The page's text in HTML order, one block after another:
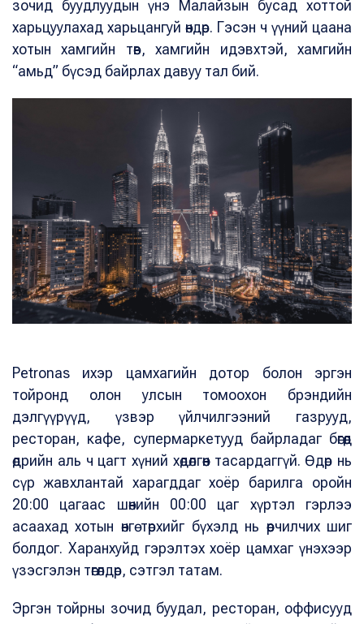
зочид буудлуудын үнэ Малайзын бусад хоттой
харьцуулахад харьцангуй өндөр. Гэсэн ч үүний цаана
хотын хамгийн төв, хамгийн идэвхтэй, хамгийн
“амьд” бүсэд байрлах давуу тал бий.
Petronas ихэр цамхагийн дотор болон эргэн
тойронд олон улсын томоохон брэндийн
дэлгүүрүүд, үзвэр үйлчилгээний газрууд,
ресторан, кафе, супермаркетууд байрладаг бөгөөд
өдрийн аль ч цагт хүний хөдөлгөөн тасардаггүй. Өдөр нь
сүр жавхлантай харагддаг хоёр барилга оройн
20:00 цагаас шөнийн 00:00 цаг хүртэл гэрлээ
асаахад хотын өнгө төрхийг бүхэлд нь өөрчилчих шиг
болдог. Харанхуйд гэрэлтэх хоёр цамхаг үнэхээр
үзэсгэлэн төгөлдөр, сэтгэл татам.
Эргэн тойрны зочид буудал, ресторан, оффисууд